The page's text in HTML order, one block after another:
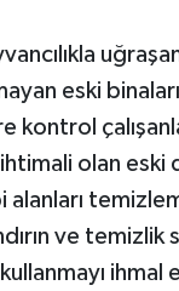
eski
kontrol
ihtimali olan
alanları
ve temizlik
ihmal